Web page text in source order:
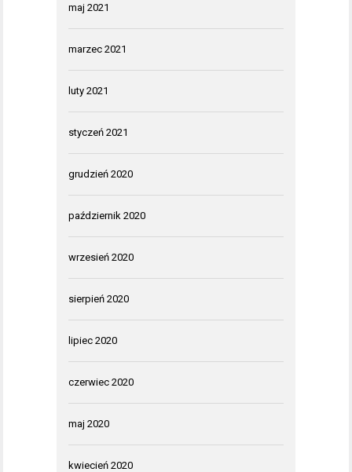
maj 2021
marzec 2021
luty 2021
styczeń 2021
grudzień 2020
październik 2020
wrzesień 2020
sierpień 2020
lipiec 2020
czerwiec 2020
maj 2020
kwiecień 2020